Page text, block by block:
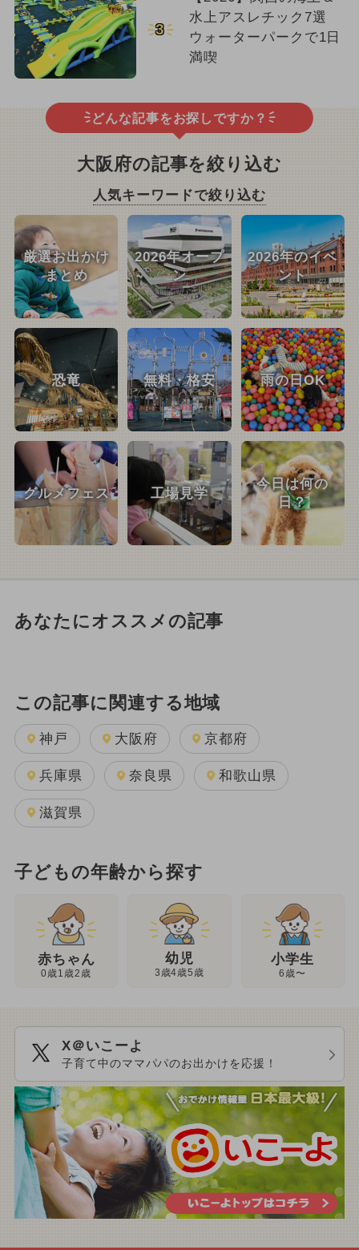
3
水上アスレチック7選
ウォーターパークで1日
満喫
どんな記事をお探しですか？
大阪府の記事を絞り込む
人気キーワードで絞り込む
厳選お出かけ
まとめ
2026年オープ
ン
2026年のイベ
ント
恐竜 無料・格安 雨の日OK
グルメフェス 工場見学
今日は何の
日？
あなたにオススメの記事
この記事に関連する地域
神戸 大阪府 京都府
兵庫県 奈良県 和歌山県
滋賀県
子どもの年齢から探す
赤ちゃん
0歳1歳2歳
幼児
3歳4歳5歳
小学生
6歳〜
X＠いこーよ
子育て中のママパパのお出かけを応援！